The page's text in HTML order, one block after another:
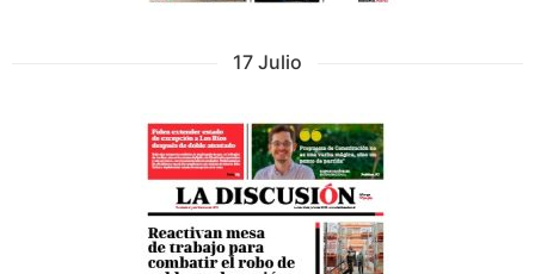
17 Julio